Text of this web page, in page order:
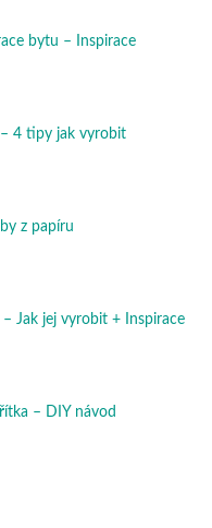
bytu – Inspirace
4 tipy jak vyrobit
z papíru
Jak jej vyrobit + Inspirace
– DIY návod